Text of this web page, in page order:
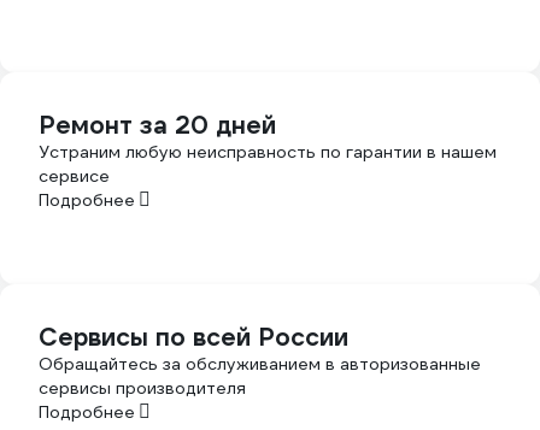
Ремонт за 20 дней
Устраним любую неисправность по гарантии в нашем
сервисе
Подробнее
Сервисы по всей России
Обращайтесь за обслуживанием в авторизованные
сервисы производителя
Подробнее